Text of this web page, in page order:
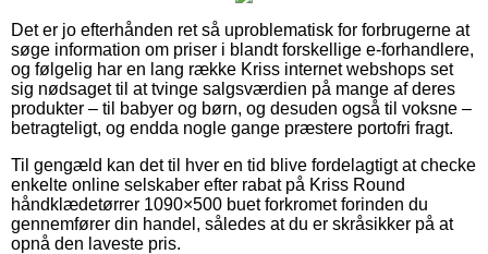
Det er jo efterhånden ret så uproblematisk for forbrugerne at
søge information om priser i blandt forskellige e-forhandlere,
og følgelig har en lang række Kriss internet webshops set
sig nødsaget til at tvinge salgsværdien på mange af deres
produkter – til babyer og børn, og desuden også til voksne –
betragteligt, og endda nogle gange præstere portofri fragt.
Til gengæld kan det til hver en tid blive fordelagtigt at checke
enkelte online selskaber efter rabat på Kriss Round
håndklædetørrer 1090×500 buet forkromet forinden du
gennemfører din handel, således at du er skråsikker på at
opnå den laveste pris.